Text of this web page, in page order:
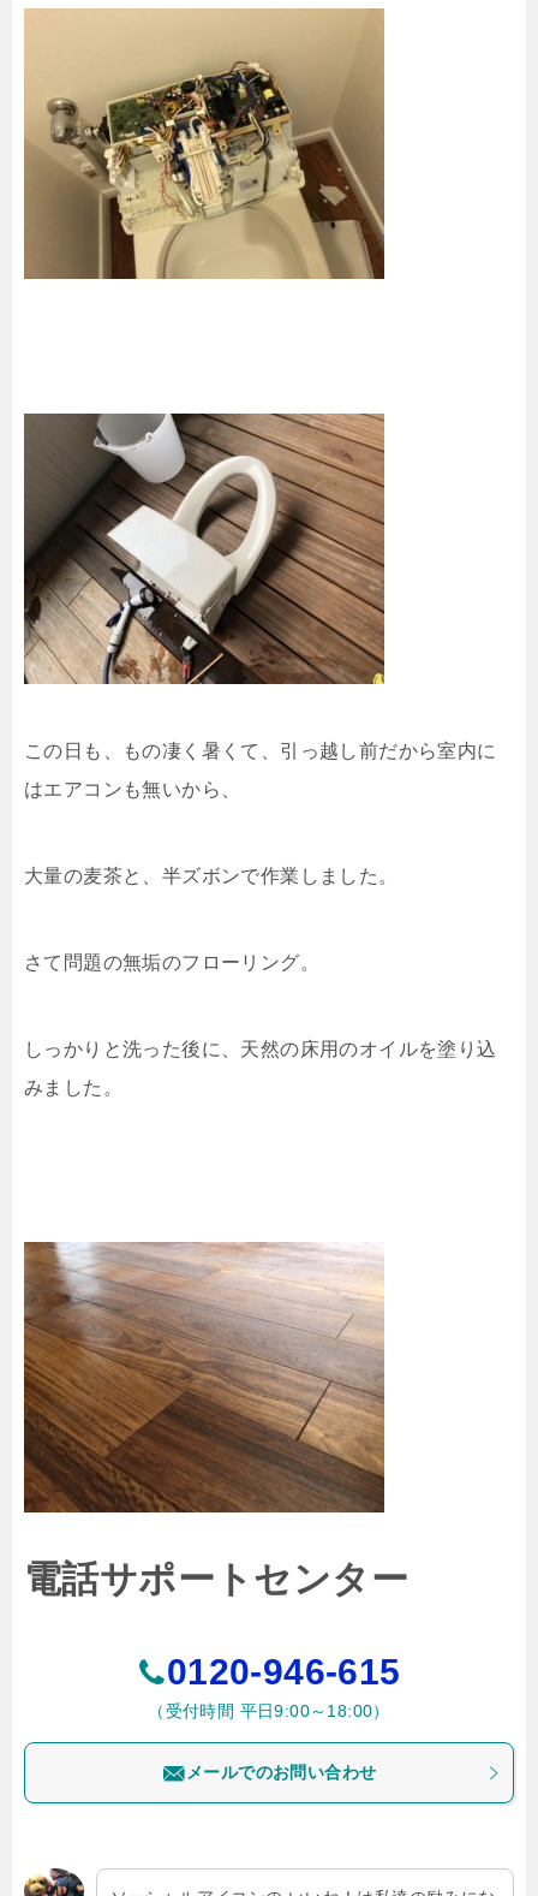
この日も、もの凄く暑くて、引っ越し前だから室内に
はエアコンも無いから、
大量の麦茶と、半ズボンで作業しました。
さて問題の無垢のフローリング。
しっかりと洗った後に、天然の床用のオイルを塗り込
みました。
電話サポートセンター
0120-946-615
（受付時間 平日9:00～18:00）
メールでのお問い合わせ